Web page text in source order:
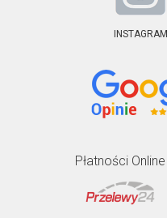
INSTAGRAM
Płatności Online